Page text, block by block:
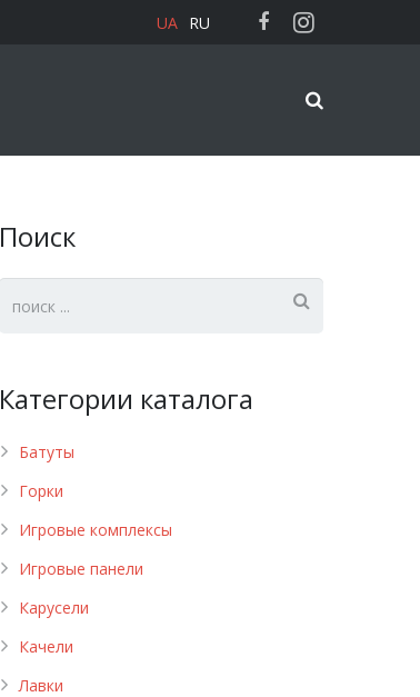
UA RU
Поиск
Категории каталога
Батуты
Горки
Игровые комплексы
Игровые панели
Карусели
Качели
Лавки